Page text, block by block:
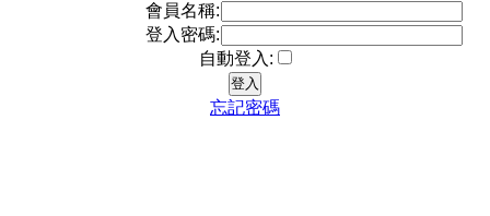
會員名稱:
登入密碼:
自動登入:
忘記密碼